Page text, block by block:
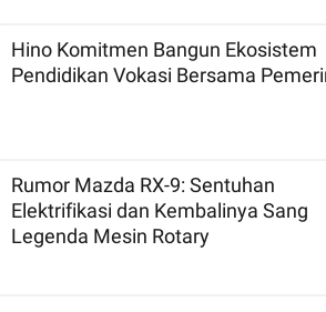
Hino Komitmen Bangun Ekosistem
Pendidikan Vokasi Bersama
Rumor Mazda RX-9: Sentuhan
Elektrifikasi dan Kembalinya Sang
Legenda Mesin Rotary